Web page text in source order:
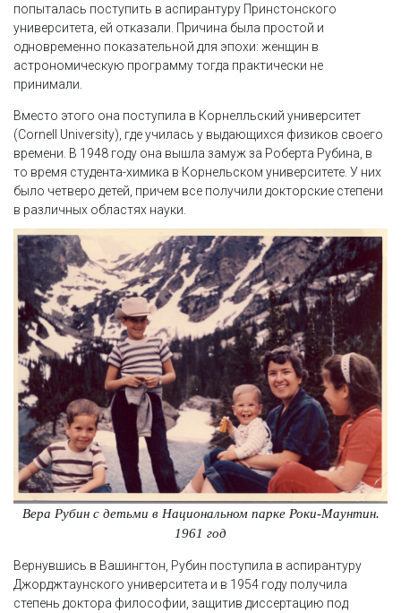
попыталась поступить в аспирантуру Принстонского
университета, ей отказали. Причина была простой и
одновременно показательной для эпохи: женщин в
астрономическую программу тогда практически не
принимали.
Вместо этого она поступила в Корнелльский университет
(Cornell University), где училась у выдающихся физиков своего
времени. В 1948 году она вышла замуж за Роберта Рубина, в
то время студента-химика в Корнельском университете. У них
было четверо детей, причем все получили докторские степени
в различных областях науки.
Вера Рубин с детьми в Национальном парке Роки-Маунтин.
1961 год
Вернувшись в Вашингтон, Рубин поступила в аспирантуру
Джорджтаунского университета и в 1954 году получила
степень доктора философии, защитив диссертацию под